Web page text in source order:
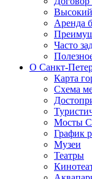
Высокий
Аренда
Часто
О Санкт-
Карта
Схема
Мосты
График
Музеи
Театры